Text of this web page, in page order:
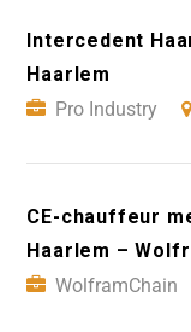
Intercedent
Haarlem
Pro Industry
CE-chauffeur
Haarlem –
WolframChain